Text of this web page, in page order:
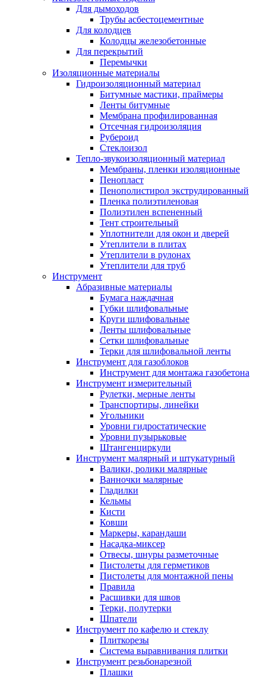
Для дымоходов
Трубы асбестоцементные
Для колодцев
Колодцы железобетонные
Для перекрытий
Перемычки
Изоляционные материалы
Гидроизоляционный материал
Битумные мастики, праймеры
Ленты битумные
Мембрана профилированная
Отсечная гидроизоляция
Рубероид
Стеклоизол
Тепло-звукоизоляционный материал
Мембраны, пленки изоляционные
Пенопласт
Пенополистирол экструдированный
Пленка полиэтиленовая
Полиэтилен вспененный
Тент строительный
Уплотнители для окон и дверей
Утеплители в плитах
Утеплители в рулонах
Утеплители для труб
Инструмент
Абразивные материалы
Бумага наждачная
Губки шлифовальные
Круги шлифовальные
Ленты шлифовальные
Сетки шлифовальные
Терки для шлифовальной ленты
Инструмент для газоблоков
Инструмент для монтажа газобетона
Инструмент измерительный
Рулетки, мерные ленты
Транспортиры, линейки
Угольники
Уровни гидростатические
Уровни пузырьковые
Штангенциркули
Инструмент малярный и штукатурный
Валики, ролики малярные
Ванночки малярные
Гладилки
Кельмы
Кисти
Ковши
Маркеры, карандаши
Насадка-миксер
Отвесы, шнуры разметочные
Пистолеты для герметиков
Пистолеты для монтажной пены
Правила
Расшивки для швов
Терки, полутерки
Шпатели
Инструмент по кафелю и стеклу
Плиткорезы
Система выравнивания плитки
Инструмент резьбонарезной
Плашки